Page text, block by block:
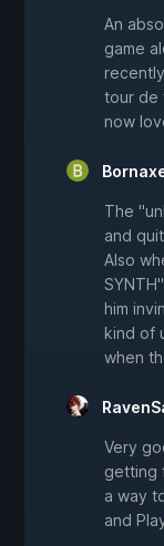
An
game
tour de
now
The
and
Also
him
kind of
when
Very
getting
a way
and